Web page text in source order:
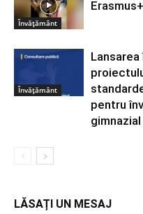
Învățământ
Învățământ
pentru
gimnazial
LĂSAȚI UN MESAJ